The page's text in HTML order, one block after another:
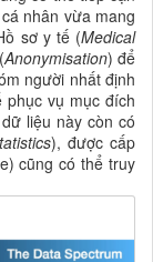
nhân vừa mang
sơ y tế (Medical
Anonymisation) để
người nhất định
vụ mục đích
liệu này còn có
), được cấp
cũng có thể truy